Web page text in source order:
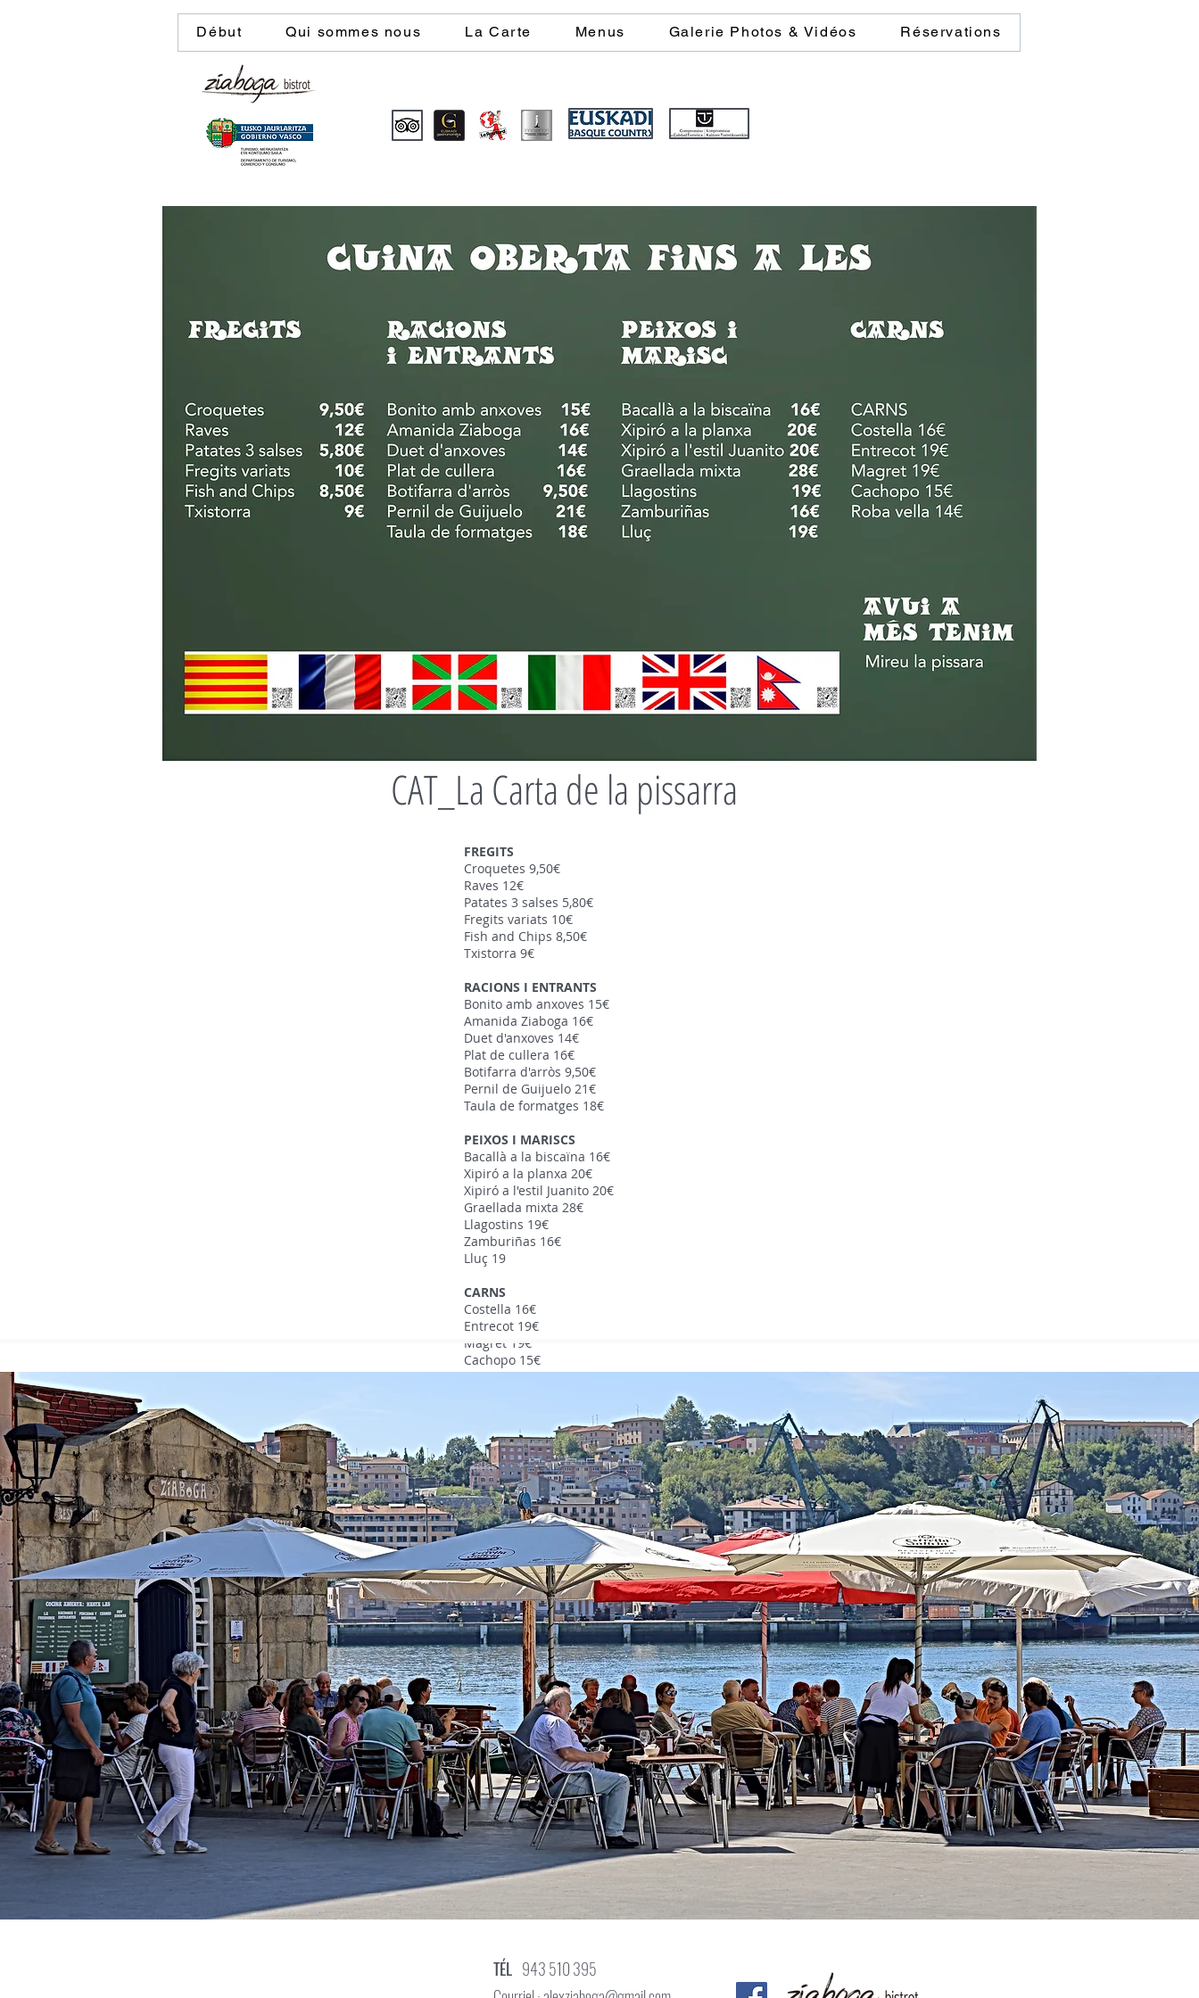
Début Qui sommes nous La Carte Menus Galerie Photos & Vidéos Réservations
CAT_La Carta de la pissarra
FREGITS
Croquetes 9,50€
Raves 12€
Patates 3 salses 5,80€
Fregits variats 10€
Fish and Chips 8,50€
Txistorra 9€
RACIONS I ENTRANTS
Bonito amb anxoves 15€
Amanida Ziaboga 16€
Duet d'anxoves 14€
Plat de cullera 16€
Botifarra d'arròs 9,50€
Pernil de Guijuelo 21€
Taula de formatges 18€
PEIXOS I MARISCS
Bacallà a la biscaïna 16€
Xipiró a la planxa 20€
Xipiró a l'estil Juanito 20€
Graellada mixta 28€
Llagostins 19€
Zamburiñas 16€
Lluç 19
CARNS
Costella 16€
Entrecot 19€
Magret 19€
Cachopo 15€
Roba vella 14€
TÉL 943 510 395